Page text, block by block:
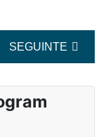
AUTORIZAÇÃO
ARTIGO
SEGUINTE